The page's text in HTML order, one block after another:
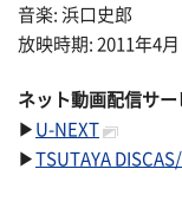
音楽: 浜口史郎
放映時期: 2011年4
ネット動画配信サー
▶ U-NEXT
▶ TSUTAYA